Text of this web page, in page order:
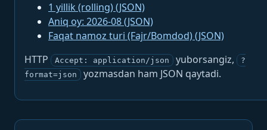
1 yillik (rolling) (JSON)
Aniq oy: 2026-08 (JSON)
Faqat namoz turi (Fajr/Bomdod) (JSON)
HTTP
Accept: application/json yuborsangiz,
?
format=json
yozmasdan ham JSON qaytadi.